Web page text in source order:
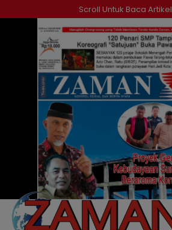
ke
Scroll Untuk Baca Artikel